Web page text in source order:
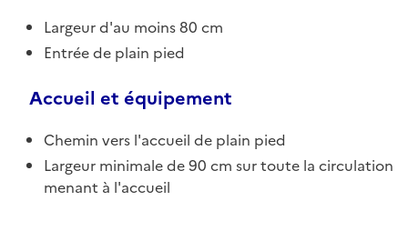
Largeur d'au moins 80 cm
Entrée de plain pied
Accueil et équipement
Chemin vers l'accueil de plain pied
Largeur minimale de 90 cm sur toute la circulation
menant à l'accueil